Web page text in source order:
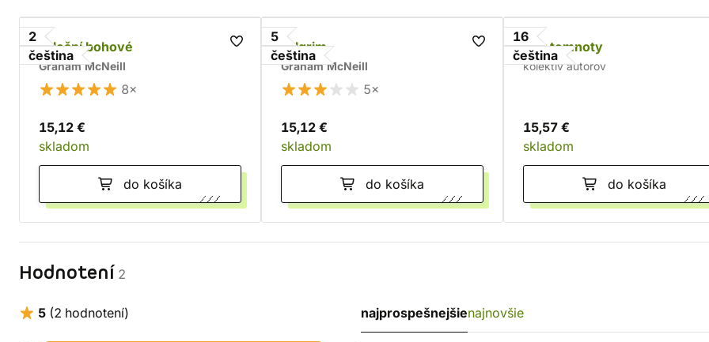
2
čeština
Falešní bohové
Graham McNeill
8×
15,12 €
skladom
do košíka
5
čeština
Fulgrim
Graham McNeill
5×
15,12 €
skladom
do košíka
16
čeština
Věk temnoty
kolektív autorov
15,57 €
skladom
do košíka
Hodnotení 2
5 (2 hodnotení) najprospešnejšienajnovšie